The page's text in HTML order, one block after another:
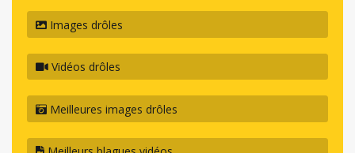
Images drôles
Vidéos drôles
Meilleures images drôles